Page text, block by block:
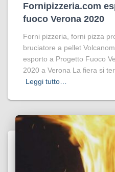
Fornipizzeria.com
fuoco Verona 2020
Forni pizzeria, forni pizza
bruciatore a pellet
esporto a Progetto Fuoco
2020 a Verona La fiera si
Leggi tutto…